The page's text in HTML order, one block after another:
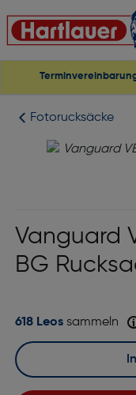
Fotorucksäcke
Vanguard
BG
618 Leossammeln